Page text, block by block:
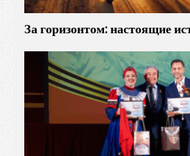
За горизонтом: настоящие